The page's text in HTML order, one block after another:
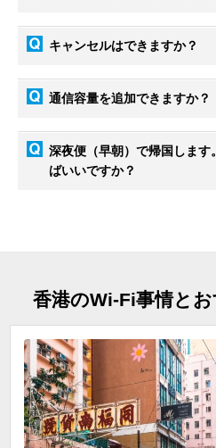
キャンセルはできますか？
通信容量を追加できますか？
深夜便（早朝）で帰国します
ばいいですか？
香港のWi-Fi事情と